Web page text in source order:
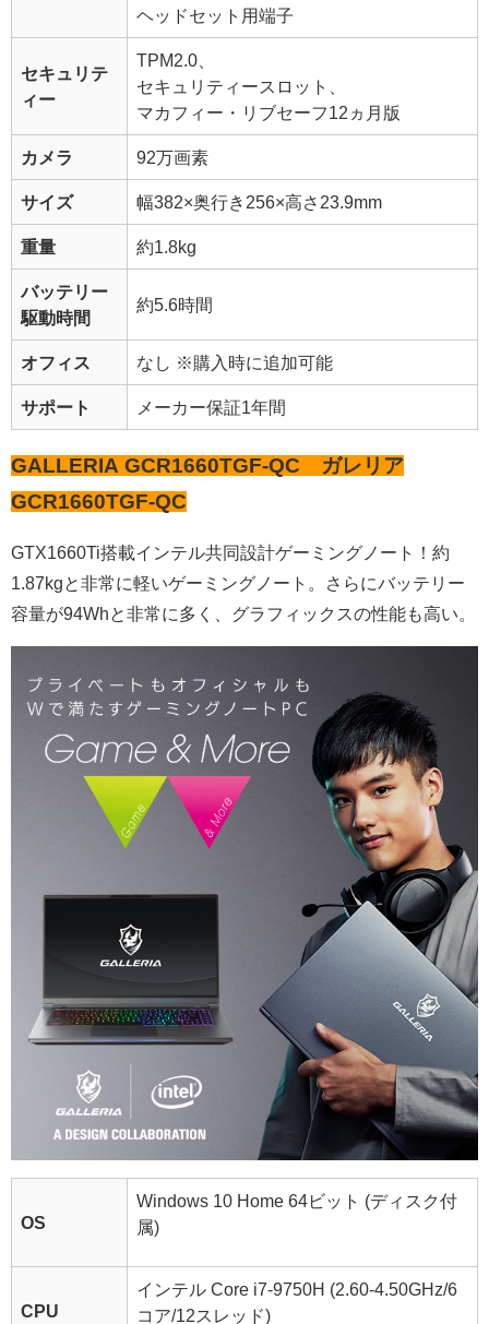
ヘッドセット用端子
セキュリテ
ィー
TPM2.0、
セキュリティースロット、
マカフィー・リブセーフ12ヵ月版
カメラ 92万画素
サイズ 幅382×奥行き256×高さ23.9mm
重量 約1.8kg
バッテリー
駆動時間
約5.6時間
オフィス なし ※購入時に追加可能
サポート メーカー保証1年間
GALLERIA GCR1660TGF-QC ガレリア
GCR1660TGF-QC
GTX1660Ti搭載インテル共同設計ゲーミングノート！ 約
1.87kgと非常に軽いゲーミングノート。さらにバッテリー
容量が94Whと非常に多く、グラフィックスの性能も高い。
OS
Windows 10 Home 64ビット (ディスク付
属)
CPU
インテル Core i7-9750H (2.60-4.50GHz/6
コア/12スレッド)